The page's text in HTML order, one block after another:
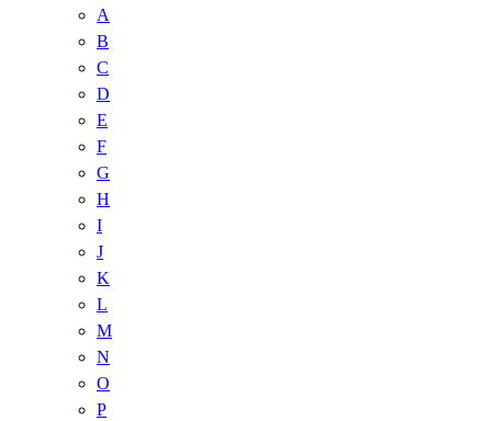
A
B
C
D
E
F
G
H
I
J
K
L
M
N
O
P